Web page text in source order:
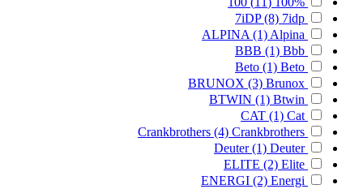
7iDP (8) 7idp
ALPINA (1) Alpina
BBB (1) Bbb
Beto (1) Beto
BRUNOX (3) Brunox
BTWIN (1) Btwin
CAT (1) Cat
Crankbrothers (4) Crankbrothers
Deuter (1) Deuter
ELITE (2) Elite
ENERGI (2) Energi